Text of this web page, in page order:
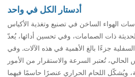
أدستار الكل في واحد
الهواء الساخن في تصنيع وتغذية الأكياس
ذات الصمامات، وفي تحسين أدائها، يُعدّ
جزءًا بالغ الأهمية في هذه الآلات. وفي
تُعتبر السرعة والاستقرار من الأمور